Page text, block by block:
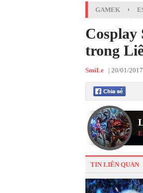
GAMEK ›
Cosplay
trong
SmiLe | 20/01/
TIN LIÊN QUAN